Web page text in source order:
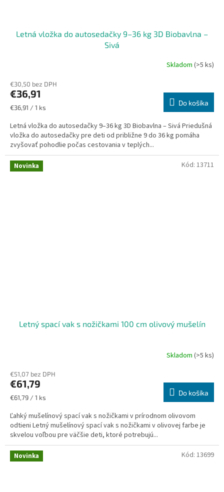
Letná vložka do autosedačky 9–36 kg 3D Biobavlna –
Sivá
Skladom (>5 ks)
€30,50 bez DPH
€36,91
Jednotková
€36,91 / 1 ks
Do košíka
Letná vložka do autosedačky 9–36 kg 3D Biobavlna – Sivá Priedušná
vložka do autosedačky pre deti od približne 9 do 36 kg pomáha
zvyšovať pohodlie počas cestovania v teplých...
Novinka
Letný spací vak s nožičkami 100 cm olivový mušelín
Skladom (>5 ks)
€51,07 bez DPH
€61,79
Jednotková
€61,79 / 1 ks
Do košíka
Ľahký mušelínový spací vak s nožičkami v prírodnom olivovom
odtieni Letný mušelínový spací vak s nožičkami v olivovej farbe je
skvelou voľbou pre väčšie deti, ktoré potrebujú...
Kód: 13711
Novinka Kód: 13699